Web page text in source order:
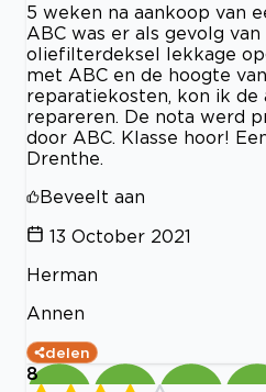
5 weken na aankoop van
ABC was er als gevolg
oliefilterdeksel lekkage
met ABC en de hoogte
reparatiekosten, kon ik de
repareren. De nota werd
door ABC. Klasse hoor!
Drenthe.
Beveelt aan
13 October 2021
Herman
Annen
delen
8